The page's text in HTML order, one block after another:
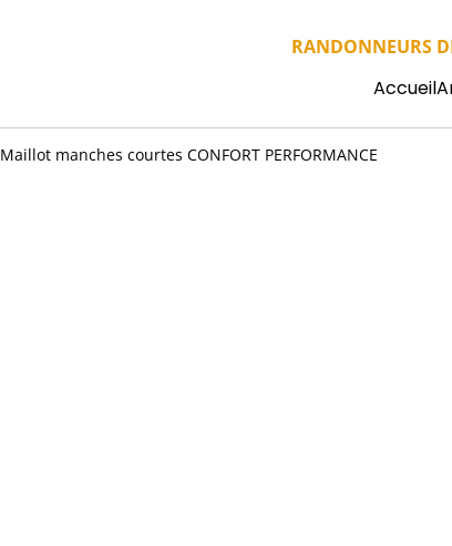
RANDONNEURS
Accueil
Maillot manches courtes CONFORT PERFORMANCE